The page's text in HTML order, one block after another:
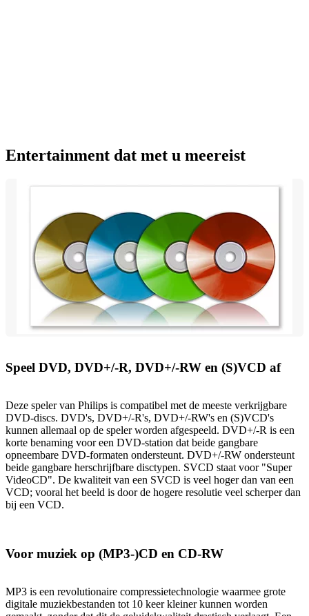
Entertainment dat met u meereist
Speel DVD, DVD+/-R, DVD+/-RW en (S)VCD af
Deze speler van Philips is compatibel met de meeste verkrijgbare
DVD-discs. DVD's, DVD+/-R's, DVD+/-RW's en (S)VCD's
kunnen allemaal op de speler worden afgespeeld. DVD+/-R is een
korte benaming voor een DVD-station dat beide gangbare
opneembare DVD-formaten ondersteunt. DVD+/-RW ondersteunt
beide gangbare herschrijfbare disctypen. SVCD staat voor "Super
VideoCD". De kwaliteit van een SVCD is veel hoger dan van een
VCD; vooral het beeld is door de hogere resolutie veel scherper dan
bij een VCD.
Voor muziek op (MP3-)CD en CD-RW
MP3 is een revolutionaire compressietechnologie waarmee grote
digitale muziekbestanden tot 10 keer kleiner kunnen worden